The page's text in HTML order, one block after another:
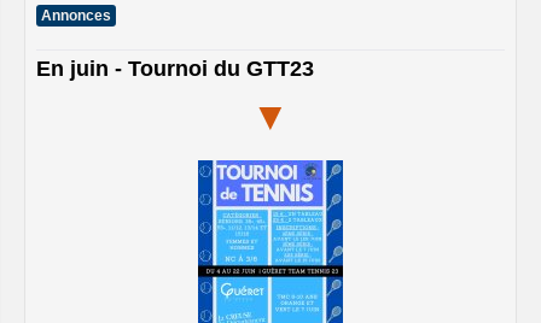
Annonces
En juin - Tournoi du GTT23
▼